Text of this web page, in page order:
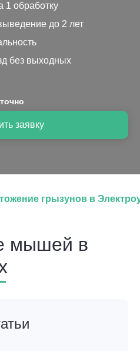
1 обработку
до 2 лет
без выходных
заявку
грызунов в
мышей в